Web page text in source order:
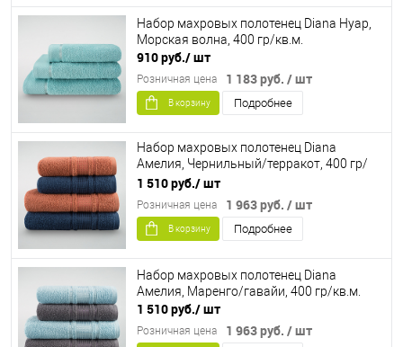
Набор махровых полотенец Diana Нуар,
Морская волна, 400 гр/кв.м.
910 руб./ шт
1 183 руб. / шт
Розничная цена
В корзину Подробнее
Набор махровых полотенец Diana
Амелия, Чернильный/терракот, 400 гр/
кв.м.
1 510 руб./ шт
1 963 руб. / шт
Розничная цена
В корзину Подробнее
Набор махровых полотенец Diana
Амелия, Маренго/гавайи, 400 гр/кв.м.
1 510 руб./ шт
1 963 руб. / шт
Розничная цена